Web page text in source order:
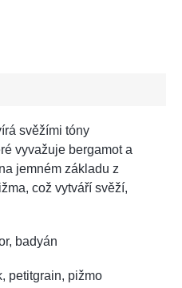
svěžími tóny
vyvažuje bergamot a
jemném základu z
což vytváří svěží,
badyán
petitgrain, pižmo